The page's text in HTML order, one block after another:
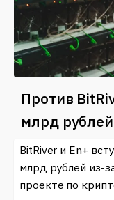
Против
млрд рублей
BitRiver и En+
млрд рублей из-
проекте по